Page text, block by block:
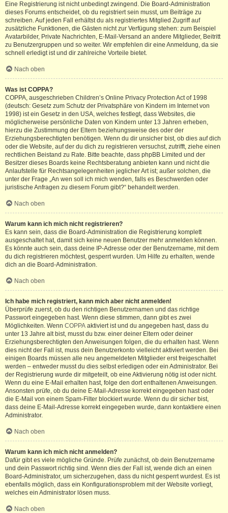
Eine Registrierung ist nicht unbedingt zwingend. Die Board-Administration
dieses Forums entscheidet, ob du registriert sein musst, um Beiträge zu
schreiben. Auf jeden Fall erhältst du als registriertes Mitglied Zugriff auf
zusätzliche Funktionen, die Gästen nicht zur Verfügung stehen: zum Beispiel
Avatarbilder, Private Nachrichten, E-Mail-Versand an andere Mitglieder, Beitritt
zu Benutzergruppen und so weiter. Wir empfehlen dir eine Anmeldung, da sie
schnell erledigt ist und dir zahlreiche Vorteile bietet.
Nach oben
Was ist COPPA?
COPPA, ausgeschrieben Children’s Online Privacy Protection Act of 1998
(deutsch: Gesetz zum Schutz der Privatsphäre von Kindern im Internet von
1998) ist ein Gesetz in den USA, welches festlegt, dass Websites, die
möglicherweise persönliche Daten von Kindern unter 13 Jahren erheben,
hierzu die Zustimmung der Eltern beziehungsweise des oder der
Erziehungsberechtigten benötigen. Wenn du dir unsicher bist, ob dies auf dich
oder die Website, auf der du dich zu registrieren versuchst, zutrifft, ziehe einen
rechtlichen Beistand zu Rate. Bitte beachte, dass phpBB Limited und der
Besitzer dieses Boards keine Rechtsberatung anbieten kann und nicht die
Anlaufstelle für Rechtsangelegenheiten jeglicher Art ist; außer solchen, die
unter der Frage „An wen soll ich mich wenden, falls es Beschwerden oder
juristische Anfragen zu diesem Forum gibt?“ behandelt werden.
Nach oben
Warum kann ich mich nicht registrieren?
Es kann sein, dass die Board-Administration die Registrierung komplett
ausgeschaltet hat, damit sich keine neuen Benutzer mehr anmelden können.
Es könnte auch sein, dass deine IP-Adresse oder der Benutzername, mit dem
du dich registrieren möchtest, gesperrt wurden. Um Hilfe zu erhalten, wende
dich an die Board-Administration.
Nach oben
Ich habe mich registriert, kann mich aber nicht anmelden!
Überprüfe zuerst, ob du den richtigen Benutzernamen und das richtige
Passwort eingegeben hast. Wenn diese stimmen, dann gibt es zwei
Möglichkeiten. Wenn COPPA aktiviert ist und du angegeben hast, dass du
unter 13 Jahre alt bist, musst du bzw. einer deiner Eltern oder deiner
Erziehungsberechtigten den Anweisungen folgen, die du erhalten hast. Wenn
dies nicht der Fall ist, muss dein Benutzerkonto vielleicht aktiviert werden. Bei
einigen Boards müssen alle neu angemeldeten Mitglieder erst freigeschaltet
werden – entweder musst du dies selbst erledigen oder ein Administrator. Bei
der Registrierung wurde dir mitgeteilt, ob eine Aktivierung nötig ist oder nicht.
Wenn du eine E-Mail erhalten hast, folge den dort enthaltenen Anweisungen.
Ansonsten prüfe, ob du deine E-Mail-Adresse korrekt eingegeben hast oder
die E-Mail von einem Spam-Filter blockiert wurde. Wenn du dir sicher bist,
dass deine E-Mail-Adresse korrekt eingegeben wurde, dann kontaktiere einen
Administrator.
Nach oben
Warum kann ich mich nicht anmelden?
Dafür gibt es viele mögliche Gründe. Prüfe zunächst, ob dein Benutzername
und dein Passwort richtig sind. Wenn dies der Fall ist, wende dich an einen
Board-Administrator, um sicherzugehen, dass du nicht gesperrt wurdest. Es ist
ebenfalls möglich, dass ein Konfigurationsproblem mit der Website vorliegt,
welches ein Administrator lösen muss.
Nach oben